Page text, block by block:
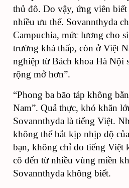
thủ đô. Do vậy, ứng viên biết
nhiều ưu thế. Sovannthyda
Campuchia, mức lương cho
trường khá thấp, còn ở Việt
nghiệp từ Bách khoa Hà Nội
rộng mở hơn”.
“Phong ba bão táp không
Nam”. Quả thực, khó khăn
Sovannthyda là tiếng Việt.
không thể bắt kịp nhịp độ
bạn, không chỉ do tiếng Việt
cô đến từ nhiều vùng miền
Sovannthyda không biết.